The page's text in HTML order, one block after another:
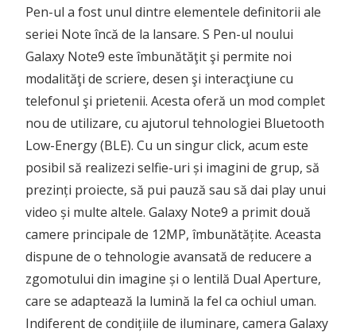
Pen-ul a fost unul dintre elementele definitorii ale
seriei Note încă de la lansare. S Pen-ul noului
Galaxy Note9 este îmbunătăţit şi permite noi
modalităţi de scriere, desen şi interacţiune cu
telefonul şi prietenii. Acesta oferă un mod complet
nou de utilizare, cu ajutorul tehnologiei Bluetooth
Low-Energy (BLE). Cu un singur click, acum este
posibil să realizezi selfie-uri și imagini de grup, să
prezinți proiecte, să pui pauză sau să dai play unui
video și multe altele. Galaxy Note9 a primit două
camere principale de 12MP, îmbunătățite. Aceasta
dispune de o tehnologie avansată de reducere a
zgomotului din imagine și o lentilă Dual Aperture,
care se adaptează la lumină la fel ca ochiul uman.
Indiferent de condițiile de iluminare, camera Galaxy